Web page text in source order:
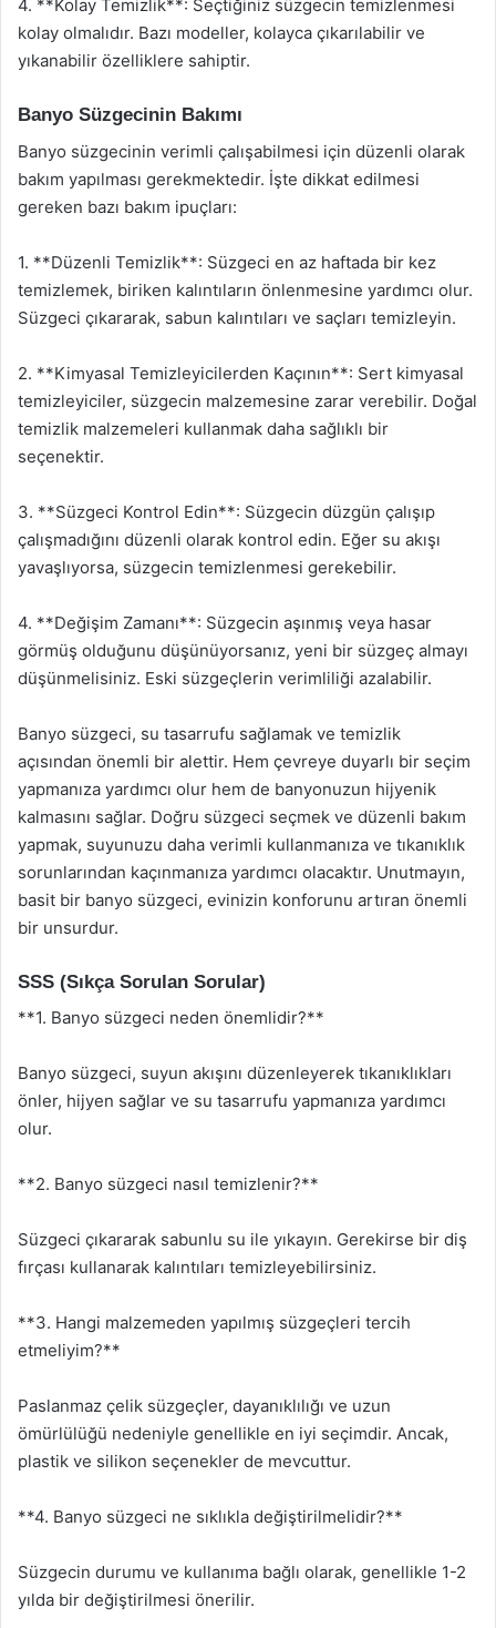
4. **Kolay Temizlik**: Seçtiğiniz süzgecin temizlenmesi
kolay olmalıdır. Bazı modeller, kolayca çıkarılabilir ve
yıkanabilir özelliklere sahiptir.
Banyo Süzgecinin Bakımı
Banyo süzgecinin verimli çalışabilmesi için düzenli olarak
bakım yapılması gerekmektedir. İşte dikkat edilmesi
gereken bazı bakım ipuçları:
1. **Düzenli Temizlik**: Süzgeci en az haftada bir kez
temizlemek, biriken kalıntıların önlenmesine yardımcı olur.
Süzgeci çıkararak, sabun kalıntıları ve saçları temizleyin.
2. **Kimyasal Temizleyicilerden Kaçının**: Sert kimyasal
temizleyiciler, süzgecin malzemesine zarar verebilir. Doğal
temizlik malzemeleri kullanmak daha sağlıklı bir
seçenektir.
3. **Süzgeci Kontrol Edin**: Süzgecin düzgün çalışıp
çalışmadığını düzenli olarak kontrol edin. Eğer su akışı
yavaşlıyorsa, süzgecin temizlenmesi gerekebilir.
4. **Değişim Zamanı**: Süzgecin aşınmış veya hasar
görmüş olduğunu düşünüyorsanız, yeni bir süzgeç almayı
düşünmelisiniz. Eski süzgeçlerin verimliliği azalabilir.
Banyo süzgeci, su tasarrufu sağlamak ve temizlik
açısından önemli bir alettir. Hem çevreye duyarlı bir seçim
yapmanıza yardımcı olur hem de banyonuzun hijyenik
kalmasını sağlar. Doğru süzgeci seçmek ve düzenli bakım
yapmak, suyunuzu daha verimli kullanmanıza ve tıkanıklık
sorunlarından kaçınmanıza yardımcı olacaktır. Unutmayın,
basit bir banyo süzgeci, evinizin konforunu artıran önemli
bir unsurdur.
SSS (Sıkça Sorulan Sorular)
**1. Banyo süzgeci neden önemlidir?**
Banyo süzgeci, suyun akışını düzenleyerek tıkanıklıkları
önler, hijyen sağlar ve su tasarrufu yapmanıza yardımcı
olur.
**2. Banyo süzgeci nasıl temizlenir?**
Süzgeci çıkararak sabunlu su ile yıkayın. Gerekirse bir diş
fırçası kullanarak kalıntıları temizleyebilirsiniz.
**3. Hangi malzemeden yapılmış süzgeçleri tercih
etmeliyim?**
Paslanmaz çelik süzgeçler, dayanıklılığı ve uzun
ömürlülüğü nedeniyle genellikle en iyi seçimdir. Ancak,
plastik ve silikon seçenekler de mevcuttur.
**4. Banyo süzgeci ne sıklıkla değiştirilmelidir?**
Süzgecin durumu ve kullanıma bağlı olarak, genellikle 1-2
yılda bir değiştirilmesi önerilir.